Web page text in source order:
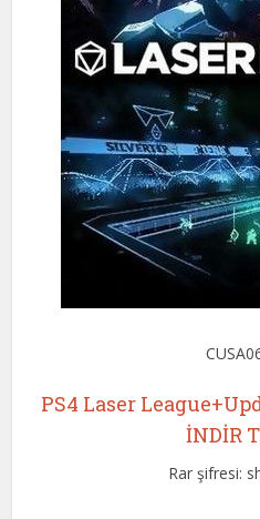
PS4 Laser
İNDİR
Rar şifresi: